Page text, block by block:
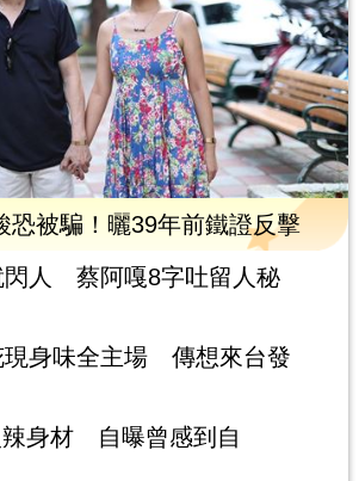
恐被騙！曬39年前鐵證反擊
閃人 蔡阿嘎8字吐留人秘
現身味全主場 傳想來台發
辣身材 自曝曾感到自